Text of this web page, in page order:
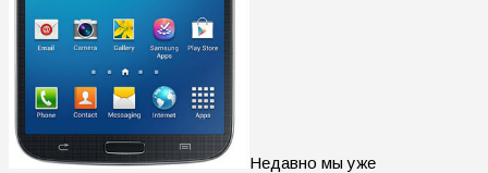
Недавно мы уже